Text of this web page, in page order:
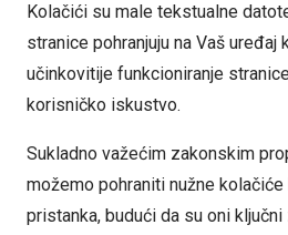
Kolačići su male tekstualne
stranice pohranjuju na Vaš uređaj
učinkovitije funkcioniranje
korisničko iskustvo.
Sukladno važećim zakonskim
možemo pohraniti nužne
pristanka, budući da su oni